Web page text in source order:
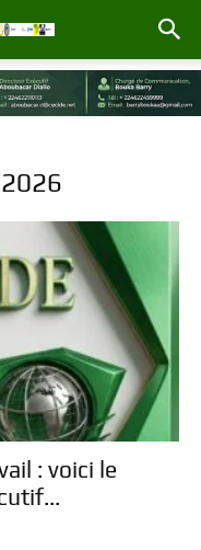
: voici le